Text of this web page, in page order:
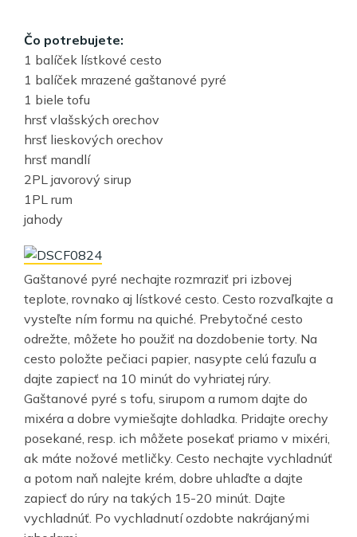
Čo potrebujete:
1 balíček lístkové cesto
1 balíček mrazené gaštanové pyré
1 biele tofu
hrsť vlašských orechov
hrsť lieskových orechov
hrsť mandlí
2PL javorový sirup
1PL rum
jahody
Gaštanové pyré nechajte rozmraziť pri izbovej
teplote, rovnako aj lístkové cesto. Cesto rozvaľkajte a
vysteľte ním formu na quiché. Prebytočné cesto
odrežte, môžete ho použiť na dozdobenie torty. Na
cesto položte pečiaci papier, nasypte celú fazuľu a
dajte zapiecť na 10 minút do vyhriatej rúry.
Gaštanové pyré s tofu, sirupom a rumom dajte do
mixéra a dobre vymiešajte dohladka. Pridajte orechy
posekané, resp. ich môžete posekať priamo v mixéri,
ak máte nožové metličky. Cesto nechajte vychladnúť
a potom naň nalejte krém, dobre uhlaďte a dajte
zapiecť do rúry na takých 15-20 minút. Dajte
vychladnúť. Po vychladnutí ozdobte nakrájanými